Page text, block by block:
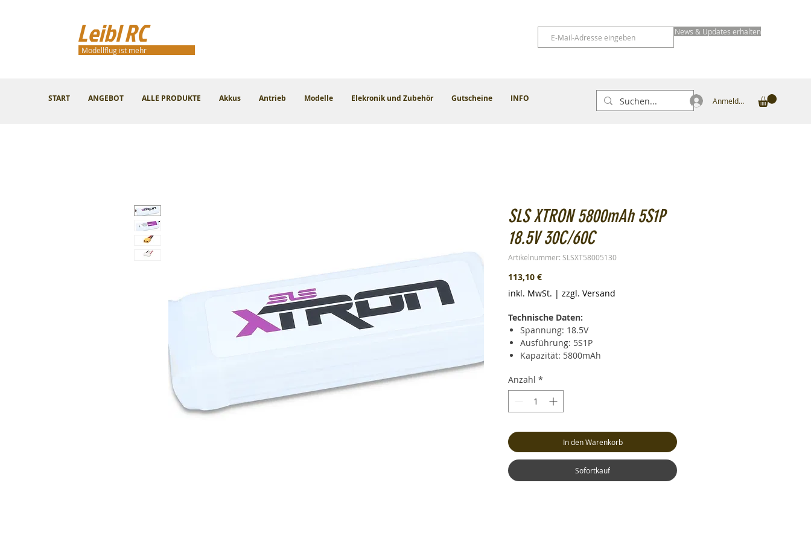
Leibl RC
START ANGEBOT ALLE PRODUKTE Akkus Antrieb Modelle Elekronik und Zubehör Gutscheine INFO
Modellflug ist mehr
News & Updates erhalten
Anmelden
SLS XTRON 5800mAh 5S1P
18.5V 30C/60C
Artikelnummer: SLSXT58005130
113,10 €Preis
inkl. MwSt. | zzgl. Versand
Technische Daten:
Spannung: 18.5V
Ausführung: 5S1P
Kapazität: 5800mAh
Kurzzeitiger Entladestrom: max. 60C
(348.0A)
Ladestrom: max. 4C (23.2A)
und Stecker)
Maße: ca. LxBxH 165x45x44mm
Stecksystem: XT90 (Buchse)
Kabel: Hochstrom Silikonkabel AWG10
Anzahl *
In den Warenkorb
Sofortkauf